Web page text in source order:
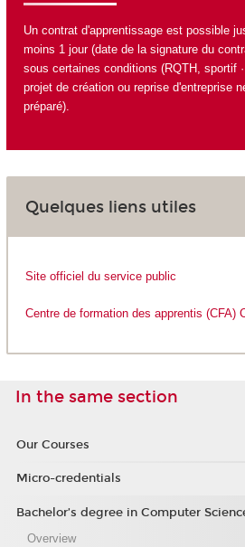
Un contrat d'apprentissage est possible
moins 1 jour (date de la signature du
sous certaines conditions (RQTH, sportif
projet de création ou reprise d'entreprise
préparé).
Quelques liens utiles
Site officiel du service public
Centre de formation des apprentis (CFA)
In the same section
Our Courses
Micro-credentials
Bachelor’s degree in Computer
Overview